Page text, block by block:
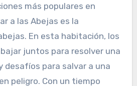
más populares en
a las Abejas es la
En esta habitación, los
juntos para resolver una
desafíos para salvar a una
peligro. Con un tiempo